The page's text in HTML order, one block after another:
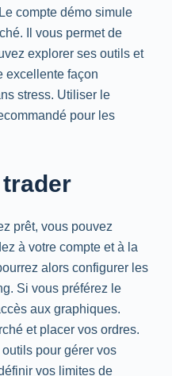
compte démo simule
Il vous permet de
explorer ses outils et
excellente façon
stress. Utiliser le
pour les
prêt, vous pouvez
à votre compte et à la
alors configurer les
. Si vous préférez le
aux graphiques.
et placer vos ordres.
pour gérer vos
vos limites de